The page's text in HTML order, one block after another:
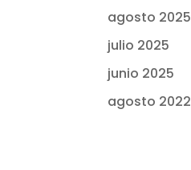
agosto 2025
julio 2025
junio 2025
agosto 2022